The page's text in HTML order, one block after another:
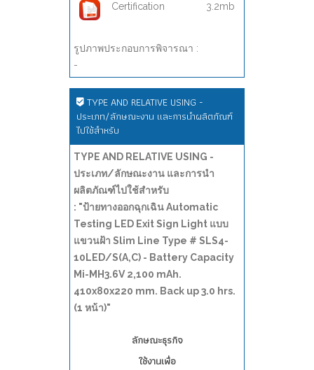
Certification 3.2mb
รูปภาพประกอบการพิจารณา :
-
TYPE AND RELATIVE USING -
ประเภท/ลักษณะงาน และการนำผลิตภัณฑ์
ไปใช้สำหรับ
TYPE AND RELATIVE USING -
ประเภท/ลักษณะงาน และการนำ
ผลิตภัณฑ์ไปใช้สำหรับ
: "ป้ายทางออกฉุกเฉิน Automatic
Testing LED Exit Sign Light แบบ
แขวนฝ้า Slim Line Type # SLS4-
10LED/S(A,C) - Battery Capacity
Mi-MH3.6V 2,100 mAh.
410x80x220 mm. Back up 3.0 hrs.
(1 หน้า)"
ลักษณะธุรกิจ
ใช้งานเพื่อ